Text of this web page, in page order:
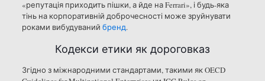
«репутація приходить пішки, а йде на Ferrari», і будь-яка
тінь на корпоративній доброчесності може зруйнувати
роками вибудуваний бренд.
Кодекси етики як дороговказ
Згідно з міжнародними стандартами, такими як OECD